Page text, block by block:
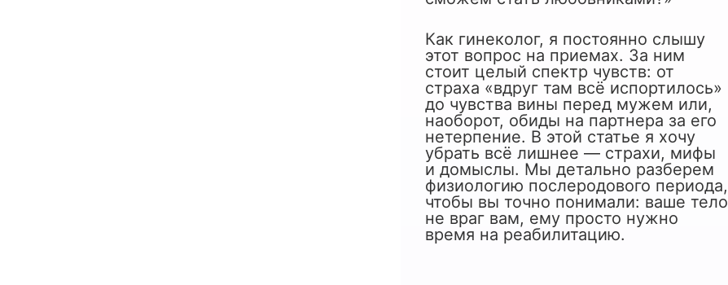
Как гинеколог, я постоянно слышу
этот вопрос на приемах. За ним
стоит целый спектр чувств: от
страха «вдруг там всё испортилось»
до чувства вины перед мужем или,
наоборот, обиды на партнера за его
нетерпение. В этой статье я хочу
убрать всё лишнее — страхи, мифы
и домыслы. Мы детально разберем
физиологию послеродового периода,
чтобы вы точно понимали: ваше тело
не враг вам, ему просто нужно
время на реабилитацию.